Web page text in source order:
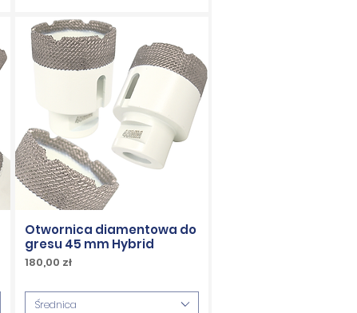
Otwornica diamentowa do
gresu 45 mm Hybrid
Cena
180,00 zł
Średnica